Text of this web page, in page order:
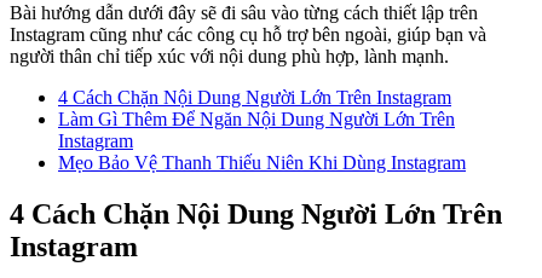
Bài hướng dẫn dưới đây sẽ đi sâu vào từng cách thiết lập trên
Instagram cũng như các công cụ hỗ trợ bên ngoài, giúp bạn và
người thân chỉ tiếp xúc với nội dung phù hợp, lành mạnh.
4 Cách Chặn Nội Dung Người Lớn Trên Instagram
Làm Gì Thêm Để Ngăn Nội Dung Người Lớn Trên
Instagram
Mẹo Bảo Vệ Thanh Thiếu Niên Khi Dùng Instagram
4 Cách Chặn Nội Dung Người Lớn Trên
Instagram